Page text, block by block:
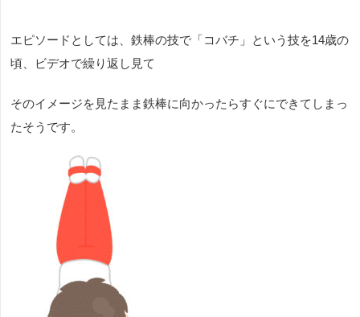
エピソードとしては、 鉄棒の技で「コバチ」という技を14歳の
頃、ビデオで繰り返し見て
そのイメージを見たまま鉄棒に向かったらすぐにできてしまっ
たそうです。